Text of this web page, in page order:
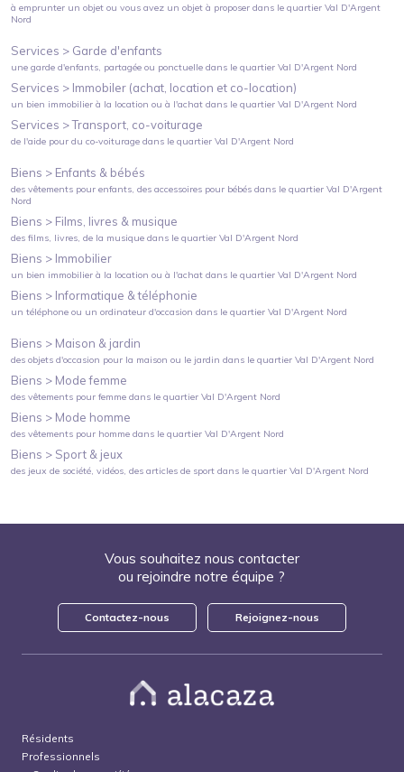
à emprunter un objet ou vous avez un objet à proposer dans le quartierVal D'Argent
Nord
Services > Garde d'enfants
une garde d'enfants, partagée ou ponctuelle dans le quartierVal D'Argent Nord
Services > Immobiler (achat, location et co-location)
un bien immobilier à la location ou à l'achat dans le quartierVal D'Argent Nord
Services >Transport, co-voiturage
de l'aide pour du co-voiturage dans le quartierVal D'Argent Nord
Biens > Enfants & bébés
des vêtements pour enfants, des accessoires pour bébés dans le quartierVal D'Argent
Nord
Biens > Films, livres & musique
des films, livres, de la musique dans le quartierVal D'Argent Nord
Biens > Immobilier
un bien immobilier à la location ou à l'achat dans le quartierVal D'Argent Nord
Biens > Informatique & téléphonie
un téléphone ou un ordinateur d'occasion dans le quartierVal D'Argent Nord
Biens > Maison & jardin
des objets d'occasion pour la maison ou le jardin dans le quartierVal D'Argent Nord
Biens > Mode femme
des vêtements pour femme dans le quartierVal D'Argent Nord
Biens > Mode homme
des vêtements pour homme dans le quartierVal D'Argent Nord
Biens > Sport & jeux
des jeux de société, vidéos, des articles de sport dans le quartierVal D'Argent Nord
Vous souhaitez nous contacter
ou rejoindre notre équipe ?
Contactez-nous Rejoignez-nous
Résidents
Professionnels